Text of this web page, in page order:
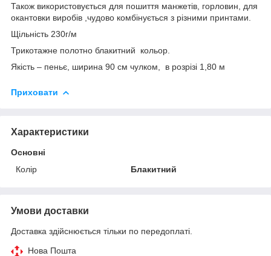
Також використовується для пошиття манжетів, горловин, для
окантовки виробів ,чудово комбінується з різними принтами.
Щільність 230г/м
Трикотажне полотно блакитний кольор.
Якість – пеньє, ширина 90 см чулком, в розрізі 1,80 м
Приховати
Характеристики
Основні
Колір
Блакитний
Умови доставки
Доставка здійснюється тільки по передоплаті.
Нова Пошта